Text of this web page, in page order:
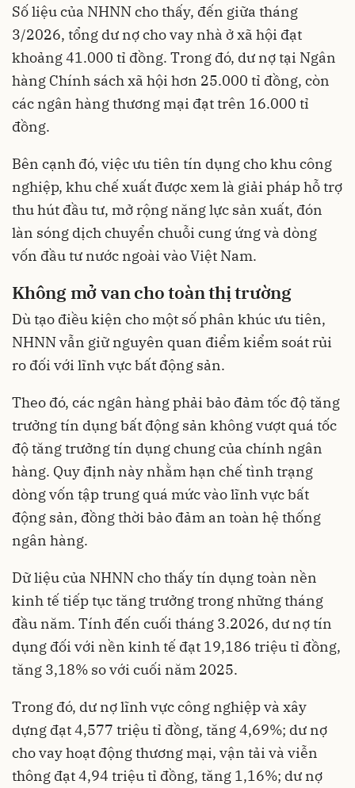
Số liệu của NHNN cho thấy, đến giữa tháng
3/2026, tổng dư nợ cho vay nhà ở xã hội đạt
khoảng 41.000 tỉ đồng. Trong đó, dư nợ tại Ngân
hàng Chính sách xã hội hơn 25.000 tỉ đồng, còn
các ngân hàng thương mại đạt trên 16.000 tỉ
đồng.
Bên cạnh đó, việc ưu tiên tín dụng cho khu công
nghiệp, khu chế xuất được xem là giải pháp hỗ trợ
thu hút đầu tư, mở rộng năng lực sản xuất, đón
làn sóng dịch chuyển chuỗi cung ứng và dòng
vốn đầu tư nước ngoài vào Việt Nam.
Không mở van cho toàn thị trường
Dù tạo điều kiện cho một số phân khúc ưu tiên,
NHNN vẫn giữ nguyên quan điểm kiểm soát rủi
ro đối với lĩnh vực bất động sản.
Theo đó, các ngân hàng phải bảo đảm tốc độ tăng
trưởng tín dụng bất động sản không vượt quá tốc
độ tăng trưởng tín dụng chung của chính ngân
hàng. Quy định này nhằm hạn chế tình trạng
dòng vốn tập trung quá mức vào lĩnh vực bất
động sản, đồng thời bảo đảm an toàn hệ thống
ngân hàng.
Dữ liệu của NHNN cho thấy tín dụng toàn nền
kinh tế tiếp tục tăng trưởng trong những tháng
đầu năm. Tính đến cuối tháng 3.2026, dư nợ tín
dụng đối với nền kinh tế đạt 19,186 triệu tỉ đồng,
tăng 3,18% so với cuối năm 2025.
Trong đó, dư nợ lĩnh vực công nghiệp và xây
dựng đạt 4,577 triệu tỉ đồng, tăng 4,69%; dư nợ
cho vay hoạt động thương mại, vận tải và viễn
thông đạt 4,94 triệu tỉ đồng, tăng 1,16%; dư nợ